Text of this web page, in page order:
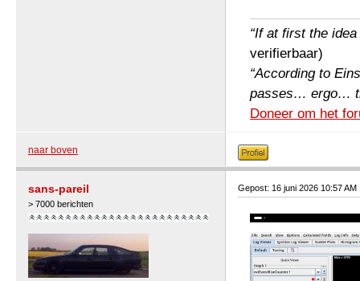
“If at first the
verifierbaar)
“According to
passes… ergo…
Doneer om het
naar boven
sans-pareil
> 7000 berichten
Gepost: 16 juni 2026 10:57 AM